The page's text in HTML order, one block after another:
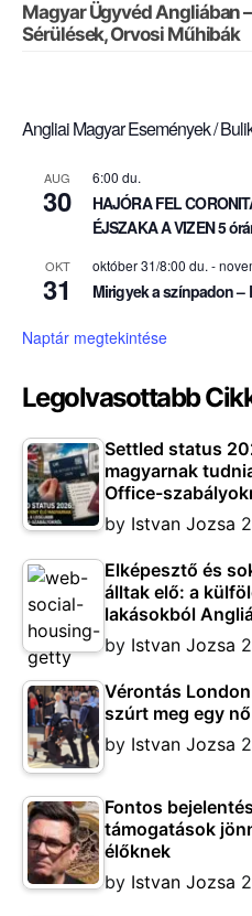
Magyar Ügyvéd Angliában
Sérülések, Orvosi Műhibák
Angliai Magyar Események /
AUG
30
6:00 du.
HAJÓRA FEL
ÉJSZAKA A VIZEN 5
OKT
31
október 31/8:00 du. -
Mirigyek a színpadon –
Naptár megtekintése
Legolvasottabb
Settled status
magyarnak
Office-
by Istvan Jozsa
Elképesztő és
álltak elő: a
lakásokból
by Istvan Jozsa
Vérontás
szúrt meg egy
by Istvan Jozsa
Fontos
támogatások
élőknek
by Istvan Jozsa